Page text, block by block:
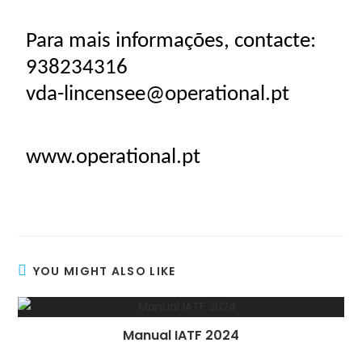
Para mais informações, contacte:
938234316
vda-lincensee@operational.pt
www.operational.pt
YOU MIGHT ALSO LIKE
Manual IATF 2024